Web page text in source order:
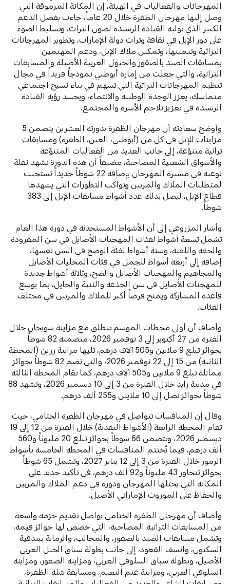
المهرجانات والفعاليات في الهيئة، إن المكانة المرموقة التي
وصل إليها مهرجان الظفرة خلال 20 عاماً، جاءت بفضل الدعم
الكبير الذي توليه القيادة الرشيدة لصون التراث، وتسليط الضوء
على دور الإبل في ثقافة وتراث دولة الإمارات، وتطوير المهرجانات
التراثية وتنميتها، وتمكين ملاك الإبل، ودعم المهتمين
بمسابقات الصيد بالصقور والخيول العربية الأصيلة والمسابقات
التراثية، والتي جعلت من إمارة أبوظبي نموذجاً فريداً في مجال
تنظيم المهرجانات التراثية التي تسهم في بناء نسيج اجتماعي
متماسك، يعزز الوحدة الوطنية والانتماء، ويجسد رؤية القيادة
الرشيدة في تعزيز تلاحم الأسرة والمجتمع.
وأوضح سعادته أن مهرجان الظفرة بدورته العشرين يتضمن 5
مزاينات للإبل في كل من (أبوظبي، العين، الظفرة) ومسابقات
تراثية متنوّعة، إلى جانب العديد من الفعاليات المتنوّعة
والأسواق الشعبية المصاحبة، مضيفاً أن هذه الدورة تشهد نقلة
نوعية في مسيرة المهرجان بإضافة 22 شوطاً جديداً تستجيب
لمتطلبات الملاك والمربين وتواكب التطورات التي يشهدها
قطاع الإبل، ليصل بذلك عدد أشواط مسابقات الإبل إلى 383
شوطاً.
وأشار المزروعي إلى أن الأشواط المستحدثة في دورة هذا العام
تشمل تسعة أشواط لفئات المهجنات الأصايل في سن المفرودة
والحقة واللقية، وستة أشواط لفئة الوضح في السن نفسها،
إضافة إلى أربعة أشواط للجمل في فئات المحليات الأصايل
والمجاهيم والمهجنات الأصايل والضح، وثلاثة أشواط جديدة
للمهجنات الأصايل في سن الجذعة والثنية والحايل، بما يوسع
قاعدة المشاركة ويمنح فرصاً أكبر للملاك والمربين في مختلف
الفئات.
وأضاف أن أولى محطات الموسم تنطلق مع مزاينة سويحان خلال
الفترة من 27 أكتوبر إلى 3 نوفمبر 2026، متضمنة 82 شوطاً
بجوائز تبلغ 9 ملايين و505 آلاف درهم، تليها مزاينة رزين (المحطة
الثانية) من 15 إلى 22 نوفمبر 2026، والتي تضم 82 شوطاً بجوائز
مماثلة تبلغ 9 ملايين و505 آلاف درهم، كما تقام المحطة الثالثة
في مدينة زايد خلال الفترة من 3 إلى 10 ديسمبر 2026، وتشهد 88
شوطاً بجوائز تصل إلى 10 ملايين و255 ألف درهم.
وقال إن المنافسات تتواصل في مهرجان الظفرة الختامي، حيث
تقام المحطة الرابعة (الأشواط النقدية) خلال الفترة من 12 إلى 19
ديسمبر 2026، وتتضمن 66 شوطاً بجوائز تبلغ 20 مليوناً و560
ألف درهم، فيما تُختتم المنافسات في المحطة الخامسة بأشواط
الرموز خلال الفترة من 3 إلى 12 يناير 2027، وتشمل 65 شوطاً
بجوائز تتجاوز 43 مليوناً و92 ألف درهم، في تأكيد جديد على
المكانة التي يحتلها المهرجان ودوره في دعم الملاك والمربين
والحفاظ على الموروث الإماراتي الأصيل.
وأضاف أن مهرجان الظفرة الختامي يواصل تقديم حزمة واسعة
من المسابقات التراثية المصاحبة، التي خصص لها جوائز قيمة،
وتشمل مسابقات الصيد بالصقور، والمحالب، والرماية ببندقية
السكتون، وانسف القعود، إلى جانب بطولة سباق الخيل العربي
الأصيل، وبطولة سباق السلوقي العربي، ومزاينة الصقور، ومزاينة
السلوقي العربي، ومزاينة غنم النعيم، ومسابقة شلة الظفرة،